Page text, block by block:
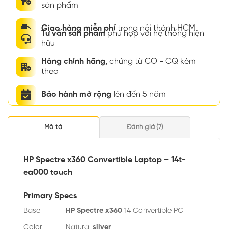
sản phẩm
Giao hàng miễn phí trong nội thành HCM
Tư vấn sản phẩmphù hợp với hệ thống hiện
hữu
Hàng chính hãng, chứng từ CO - CQ kèm
theo
Bảo hành mở rộng lên đến 5 năm
Mô tả Đánh giá (7)
HP Spectre x360 Convertible Laptop – 14t-
ea000 touch
Primary Specs
Base HP Spectre x360 14 Convertible PC
Color Naturalsilver